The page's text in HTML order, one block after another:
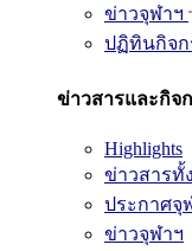
ข่าวจุฬาฯ
ปฏิทินกิจก
ข่าวสารและกิจ
Highlights
ข่าวสารทั้
ประกาศจุ
ข่าวจุฬาฯ